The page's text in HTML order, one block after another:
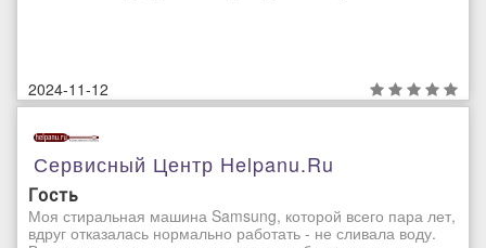
2024-11-12
Сервисный Центр Helpanu.ru
Гость
Моя стиральная машина Samsung, которой всего пара лет,
вдруг отказалась нормально работать - не сливала воду.